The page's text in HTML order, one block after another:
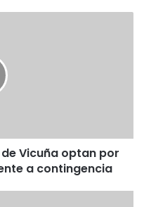
ra
Vicuña optan por
a contingencia